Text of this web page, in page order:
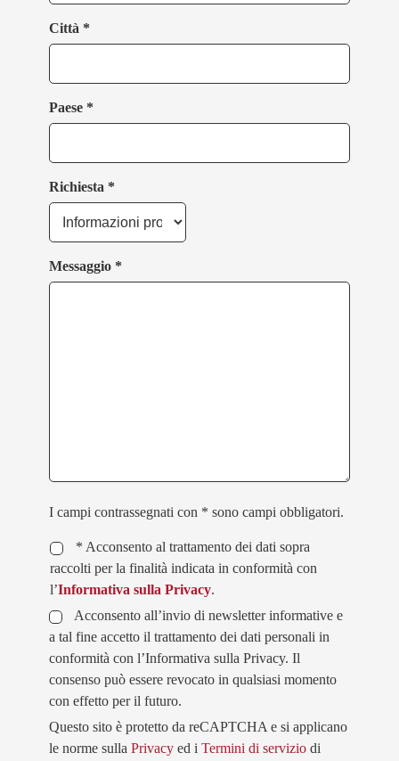
Città *
Paese *
Richiesta *
Messaggio *
I campi contrassegnati con * sono campi obbligatori.
* Acconsento al trattamento dei dati sopra
raccolti per la finalità indicata in conformità con
l’Informativa sulla Privacy.
Acconsento all’invio di newsletter informative e
a tal fine accetto il trattamento dei dati personali in
conformità con l’Informativa sulla Privacy. Il
consenso può essere revocato in qualsiasi momento
con effetto per il futuro.
Questo sito è protetto da reCAPTCHA e si applicano
le norme sulla Privacy ed i Termini di servizio di